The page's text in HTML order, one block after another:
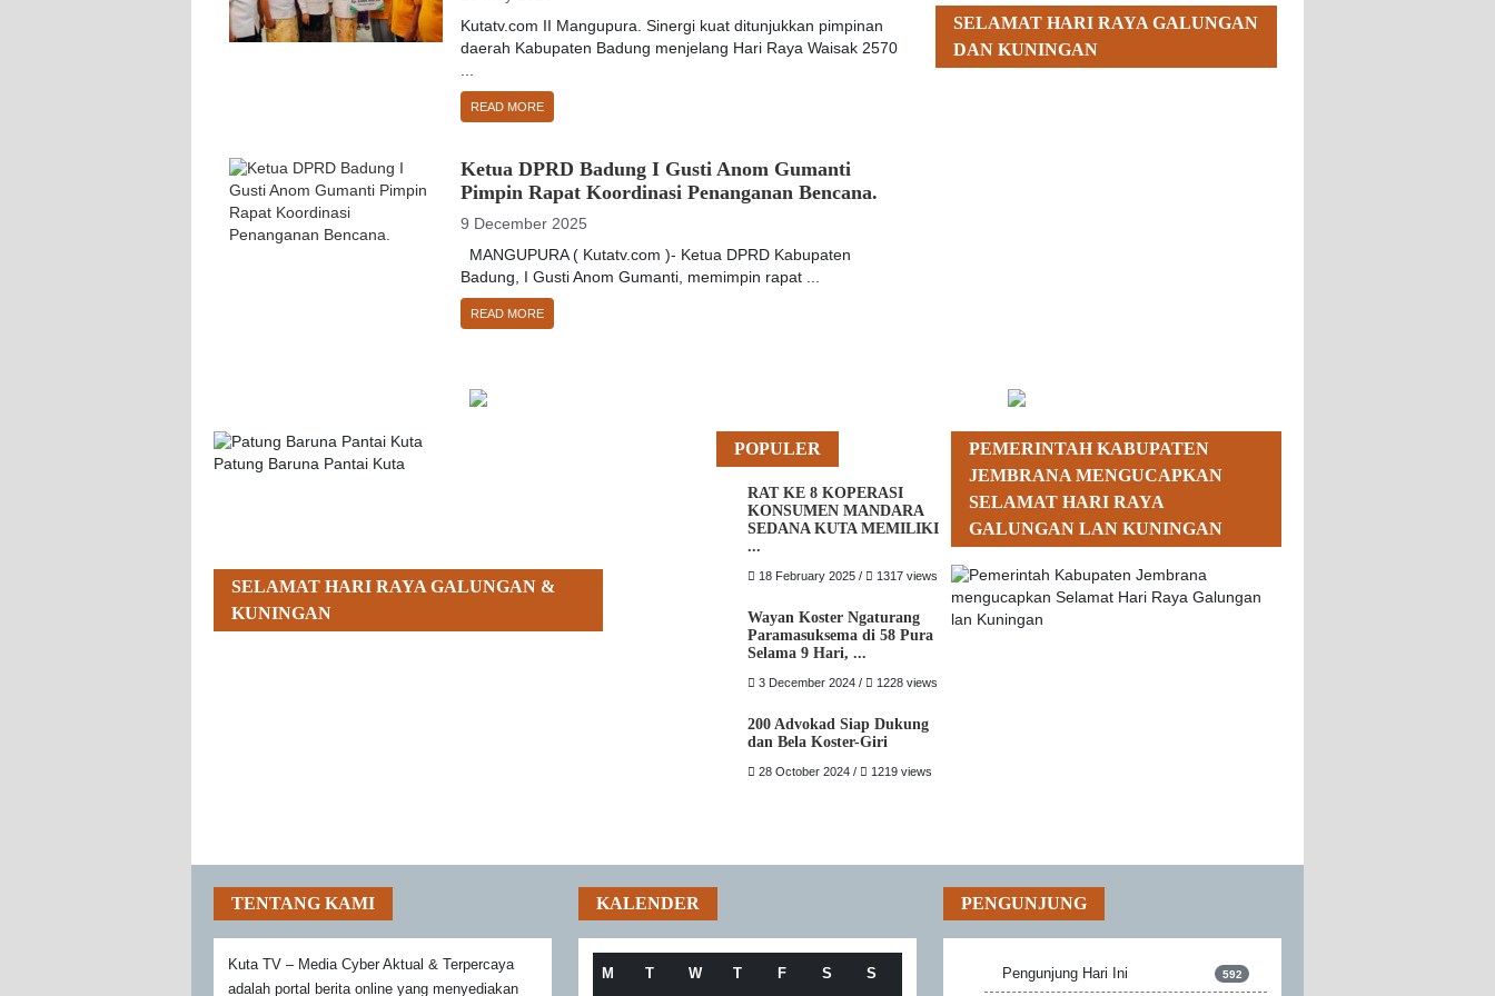
Kutatv.com II Mangupura. Sinergi kuat ditunjukkan pimpinan
daerah Kabupaten Badung menjelang Hari Raya Waisak 2570
READ MORE
Ketua DPRD Badung I Gusti Anom Gumanti
Pimpin Rapat Koordinasi Penanganan Bencana.
9 December 2025
MANGUPURA ( Kutatv.com )- Ketua DPRD Kabupaten
Badung, I Gusti Anom Gumanti, memimpin rapat ...
READ MORE
SELAMAT HARI RAYA GALUNGAN
DAN KUNINGAN
Patung Baruna Pantai Kuta
SELAMAT HARI RAYA GALUNGAN &
KUNINGAN
POPULER
RAT KE 8 KOPERASI
KONSUMEN MANDARA
SEDANA KUTA MEMILIKI
...
18 February 2025 / 1317 views
Wayan Koster Ngaturang
Paramasuksema di 58 Pura
Selama 9 Hari, ...
3 December 2024 / 1228 views
200 Advokad Siap Dukung
dan Bela Koster-Giri
28 October 2024 / 1219 views
PEMERINTAH KABUPATEN
JEMBRANA MENGUCAPKAN
SELAMAT HARI RAYA
GALUNGAN LAN KUNINGAN
TENTANG KAMI
Kuta TV – Media Cyber Aktual & Terpercaya
adalah portal berita online yang menyediakan
KALENDER
M T W T F S S
PENGUNJUNG
Pengunjung Hari Ini 592